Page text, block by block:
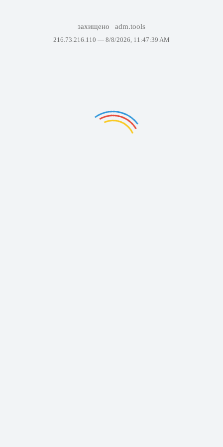
захищено adm.tools
216.73.216.110 — 8/8/2026, 11:47:39 AM